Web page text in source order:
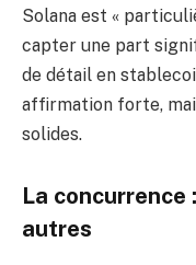
Solana est «
capter une part
de détail en
affirmation forte,
solides.
La concurrence
autres